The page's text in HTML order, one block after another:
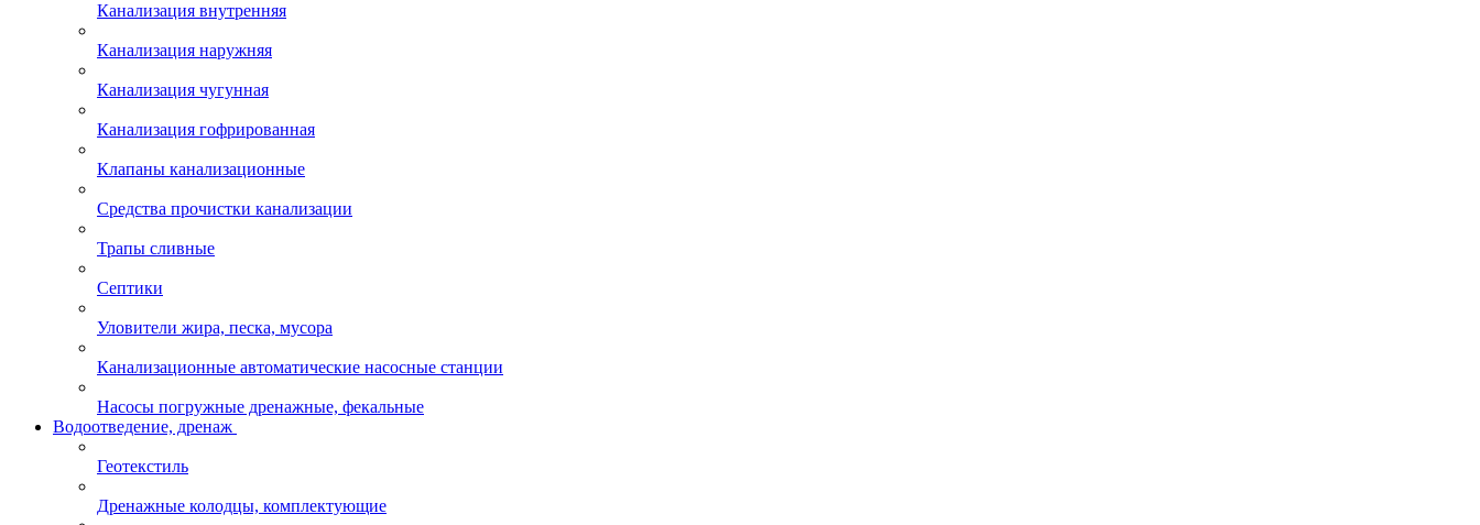
Канализация внутренняя
Канализация наружняя
Канализация чугунная
Канализация гофрированная
Клапаны канализационные
Средства прочистки канализации
Трапы сливные
Септики
Уловители жира, песка, мусора
Канализационные автоматические насосные станции
Насосы погружные дренажные, фекальные
Водоотведение, дренаж
Геотекстиль
Дренажные колодцы, комплектующие